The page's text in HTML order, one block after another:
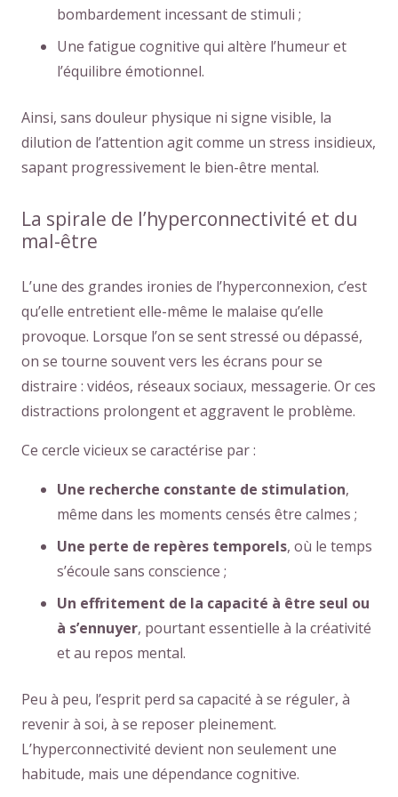
bombardement incessant de stimuli ;
Une fatigue cognitive qui altère l’humeur et
l’équilibre émotionnel.
Ainsi, sans douleur physique ni signe visible, la
dilution de l’attention agit comme un stress insidieux,
sapant progressivement le bien-être mental.
La spirale de l’hyperconnectivité et du
mal-être
L’une des grandes ironies de l’hyperconnexion, c’est
qu’elle entretient elle-même le malaise qu’elle
provoque. Lorsque l’on se sent stressé ou dépassé,
on se tourne souvent vers les écrans pour se
distraire : vidéos, réseaux sociaux, messagerie. Or ces
distractions prolongent et aggravent le problème.
Ce cercle vicieux se caractérise par :
Une recherche constante de stimulation,
même dans les moments censés être calmes ;
Une perte de repères temporels, où le temps
s’écoule sans conscience ;
Un effritement de la capacité à être seul ou
à s’ennuyer, pourtant essentielle à la créativité
et au repos mental.
Peu à peu, l’esprit perd sa capacité à se réguler, à
revenir à soi, à se reposer pleinement.
L’hyperconnectivité devient non seulement une
habitude, mais une dépendance cognitive.